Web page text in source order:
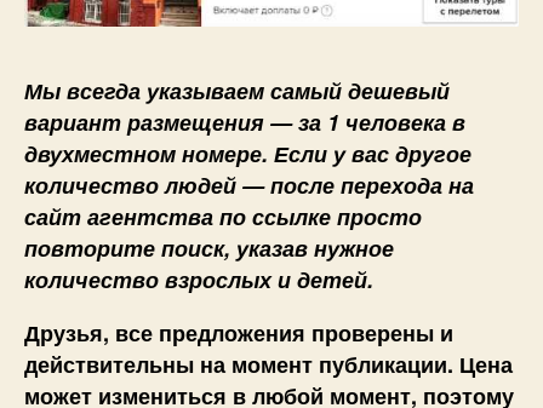
Мы всегда указываем самый дешевый
вариант размещения — за 1 человека в
двухместном номере. Если у вас другое
количество людей — после перехода на
сайт агентства по ссылке просто
повторите поиск, указав нужное
количество взрослых и детей.
Друзья, все предложения проверены и
действительны на момент публикации. Цена
может измениться в любой момент, поэтому